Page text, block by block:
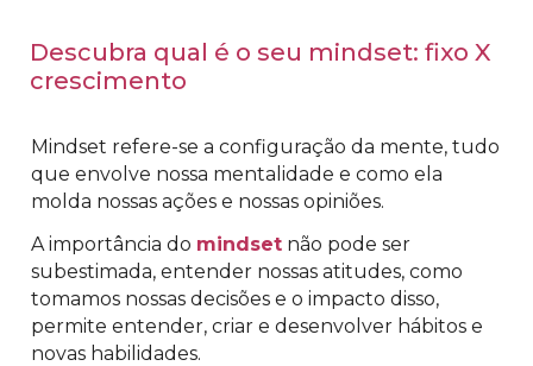
Descubra qual é o seu mindset: fixo X
crescimento
Mindset refere-se a configuração da mente, tudo
que envolve nossa mentalidade e como ela
molda nossas ações e nossas opiniões.
A importância do mindset não pode ser
subestimada, entender nossas atitudes, como
tomamos nossas decisões e o impacto disso,
permite entender, criar e desenvolver hábitos e
novas habilidades.